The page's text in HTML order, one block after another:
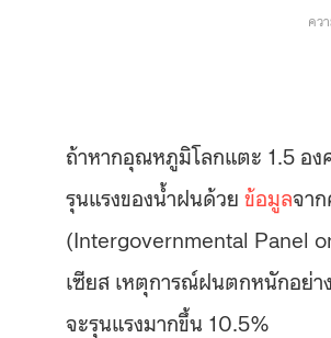
คว
ถ้าหากอุณหภูมิโลกแตะ 1.5 อง
รุนแรงของน้ำฝนด้วย ข้อมูลจา
(Intergovernmental Panel
เซียส เหตุการณ์ฝนตกหนักอย่า
จะรุนแรงมากขึ้น 10.5%